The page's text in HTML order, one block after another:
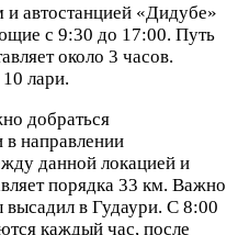
автостанцией «Дидубе»
с 9:30 до 17:00. Путь
около 3 часов.
лари.
добраться
направлении
данной локацией и
порядка 33 км. Важно
высадил в Гудаури. С 8:00
каждый час, после